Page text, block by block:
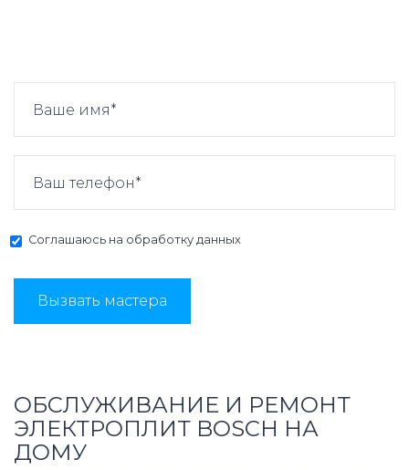
Соглашаюсь на обработку данных
Вызвать мастера
ОБСЛУЖИВАНИЕ И РЕМОНТ
ЭЛЕКТРОПЛИТ BOSCH НА
ДОМУ